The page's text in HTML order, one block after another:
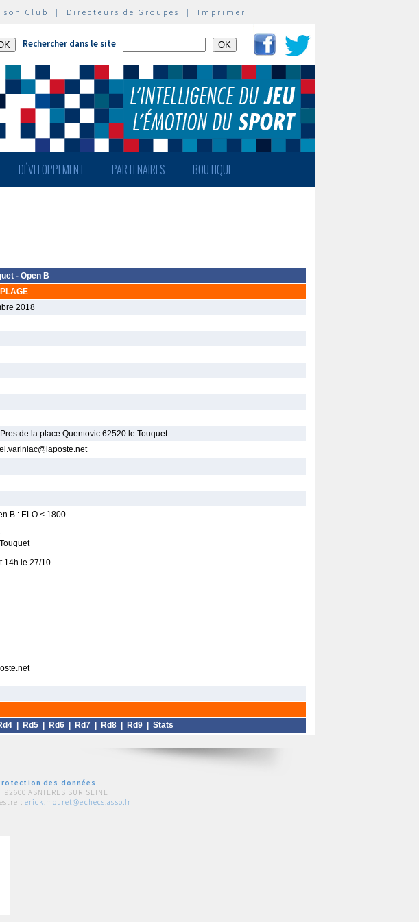
son Club | Directeurs de Groupes | Imprimer
Rechercher dans le site
DÉVELOPPEMENT PARTENAIRES BOUTIQUE
- Open B
2018
de la place Quentovic 62520 le Touquet
B : ELO < 1800
14h le 27/10
Rd5 Rd6 Rd7 Rd8 Rd9 Stats
des données
ASNIERES SUR SEINE
: erick.mouret@echecs.asso.fr